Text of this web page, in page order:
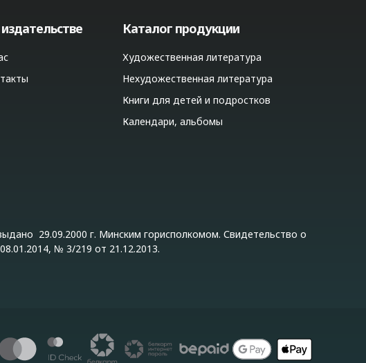
Каталог продукции
Художественная литература
Нехудожественная литература
Книги для детей и подростков
Календари, альбомы
29.09.2000 г. Минским горисполкомом. Свидетельство о
№ 3/219 от 21.12.2013.